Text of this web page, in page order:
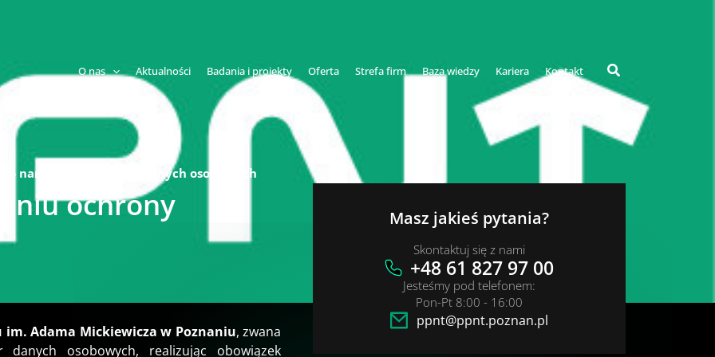
O nas Aktualności Badania i projekty Oferta Strefa firm Baza wiedzy Kariera Kontakt
o naruszeniu ochrony danych osobowych
ochrony
Adama Mickiewicza w Poznaniu, zwana
osobowych, realizując obowiązek
Masz jakieś pytania?
Skontaktuj się z nami
+48 61 827 97 00
Jesteśmy pod telefonem:
Pon-Pt 8:00 - 16:00
ppnt@ppnt.poznan.pl